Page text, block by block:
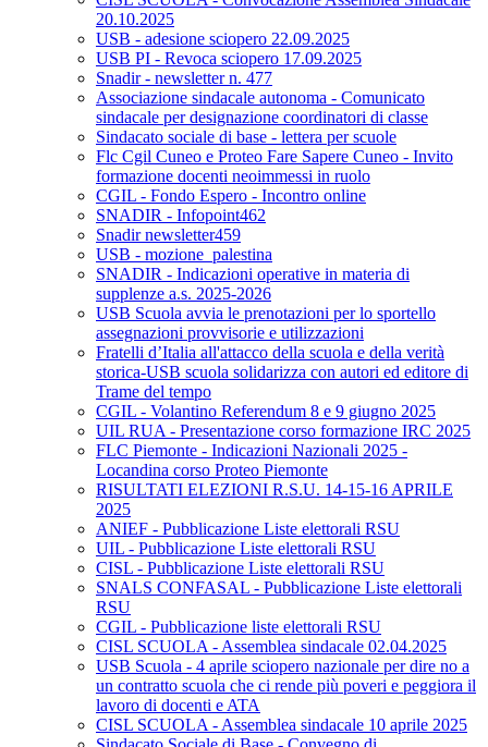
20.10.2025
USB - adesione sciopero 22.09.2025
USB PI - Revoca sciopero 17.09.2025
Snadir - newsletter n. 477
Associazione sindacale autonoma - Comunicato
sindacale per designazione coordinatori di classe
Sindacato sociale di base - lettera per scuole
Flc Cgil Cuneo e Proteo Fare Sapere Cuneo - Invito
formazione docenti neoimmessi in ruolo
CGIL - Fondo Espero - Incontro online
SNADIR - Infopoint462
Snadir newsletter459
USB - mozione_palestina
SNADIR - Indicazioni operative in materia di
supplenze a.s. 2025-2026
USB Scuola avvia le prenotazioni per lo sportello
assegnazioni provvisorie e utilizzazioni
Fratelli d’Italia all'attacco della scuola e della verità
storica-USB scuola solidarizza con autori ed editore di
Trame del tempo
CGIL - Volantino Referendum 8 e 9 giugno 2025
UIL RUA - Presentazione corso formazione IRC 2025
FLC Piemonte - Indicazioni Nazionali 2025 -
Locandina corso Proteo Piemonte
RISULTATI ELEZIONI R.S.U. 14-15-16 APRILE
2025
ANIEF - Pubblicazione Liste elettorali RSU
UIL - Pubblicazione Liste elettorali RSU
CISL - Pubblicazione Liste elettorali RSU
SNALS CONFASAL - Pubblicazione Liste elettorali
RSU
CGIL - Pubblicazione liste elettorali RSU
CISL SCUOLA - Assemblea sindacale 02.04.2025
USB Scuola - 4 aprile sciopero nazionale per dire no a
un contratto scuola che ci rende più poveri e peggiora il
lavoro di docenti e ATA
CISL SCUOLA - Assemblea sindacale 10 aprile 2025